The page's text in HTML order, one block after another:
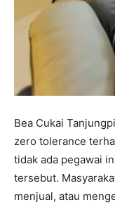
Bea Cukai
zero tolerance
tidak ada pegawai
tersebut.
menjual, atau